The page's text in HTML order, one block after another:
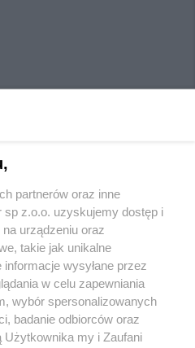
Skontaktuj się z nami
partnerów oraz inne
sp z.o.o. uzyskujemy dostęp i
urządzeniu oraz
takie jak unikalne
wysyłane przez
w celu zapewniania
wybór spersonalizowanych
badanie odbiorców oraz
Użytkownika my i Zaufani